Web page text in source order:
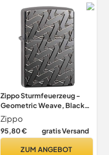
Zippo Sturmfeuerzeug -
Geometric Weave, Black
Ice, Deep Carve -
Nachfüllbar -
Wiederverwendbar -
Zippo
95,80 € gratis Versand
ZUM ANGEBOT